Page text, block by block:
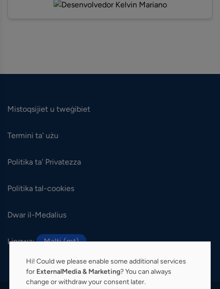
Mistoqsijiet u tweġibiet
Termini ta' użu
Politika ta' Privatezza
Politika tal-cookies
Dwar il-Medalius
Lingwa: Malti (mt)
Hi! Could we please enable some additional services
for ExternalMedia & Marketing? You can always
change or withdraw your consent later.